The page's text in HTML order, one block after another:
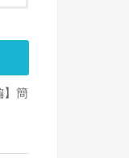
】簡